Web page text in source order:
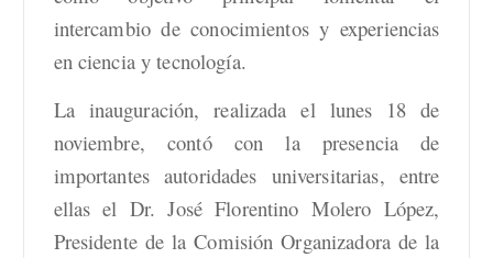
intercambio de conocimientos y experiencias
en ciencia y tecnología.
La inauguración, realizada el lunes 18 de
noviembre, contó con la presencia de
importantes autoridades universitarias, entre
ellas el Dr. José Florentino Molero López,
Presidente de la Comisión Organizadora de la